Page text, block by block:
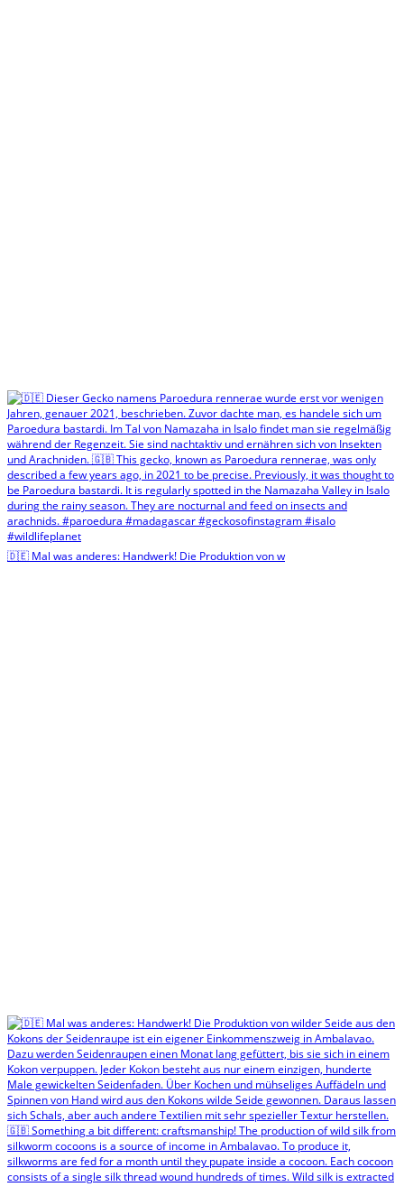
🇩🇪 Mal was anderes: Handwerk! Die Produktion von w